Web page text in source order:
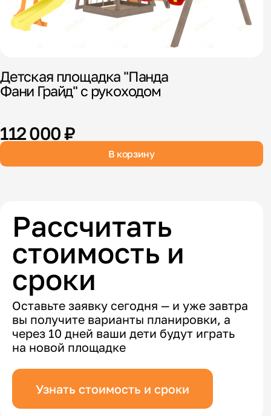
Детская площадка "Панда
Фани Грайд" с рукоходом
112 000 ₽
В корзину
Рассчитать
стоимость и
сроки
Оставьте заявку сегодня — и уже завтра
вы получите варианты планировки, а
через 10 дней ваши дети будут играть
на новой площадке
Узнать стоимость и сроки